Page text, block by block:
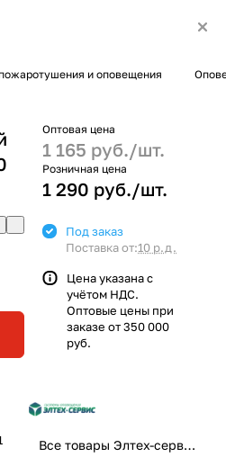
и оповещения
Оптовая цена
1 165 руб./шт.
Розничная цена
1 290 руб./шт.
Под заказ
Поставка от:10 р.д.
Цена указана с
учётом НДС.
Оптовые цены при
заказе от 350 000
руб.
Все товары Элтех-сервис